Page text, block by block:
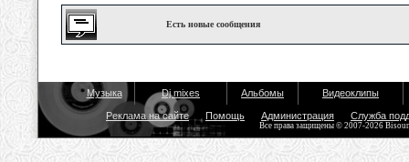
Есть новые сообщения
Музыка Dj mixes Альбомы Видеоклипы
Реклама на сайте Помощь Администрация Служба
Все права защищены © 2007-2026